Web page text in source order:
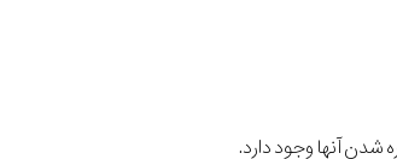
آنها وجود دارد.